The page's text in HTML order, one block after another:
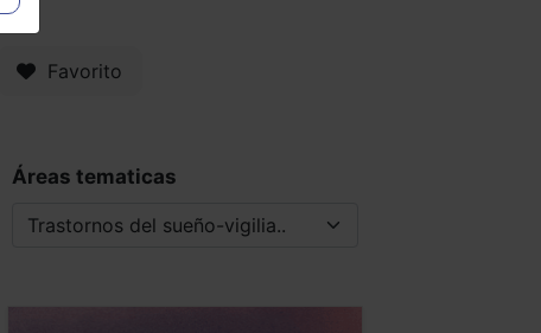
Favorito
Áreas tematicas